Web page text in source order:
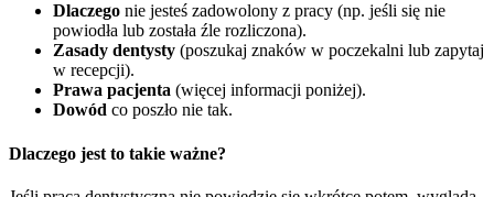
Dlaczego nie jesteś zadowolony z pracy (np. jeśli się nie
powiodła lub została źle rozliczona).
Zasady dentysty (poszukaj znaków w poczekalni lub zapytaj
w recepcji).
Prawa pacjenta (więcej informacji poniżej).
Dowód co poszło nie tak.
Dlaczego jest to takie ważne?